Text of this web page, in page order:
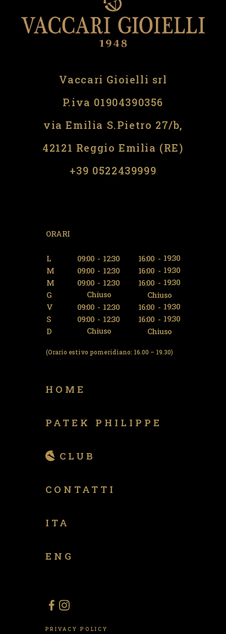
Vaccari Gioielli srl
P.iva 01904390356
via Emilia S.Pietro 27/b,
42121 Reggio Emilia (RE)
​​+39 0522439999
ORARI
L 09:00 - 12:30 16:00 - 19:30
M
09:00 - 12:30 16:00 - 19:30
M
09:00 - 12:30 16:00 - 19:30
G
Chiuso
Chiuso
V
09:00 - 12:30 16:00 - 19:30
S
09:00 - 12:30 16:00 - 19:30
D
Chiuso Chiuso
(Orario estivo pomeridiano: 16.00 – 19.30)
HOME
PATEK PHILIPPE
CLUB
CONTATTI
ITA
ENG
PRIVACY POLICY